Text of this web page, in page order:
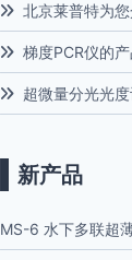
北京莱普特为
梯度PCR仪的
超微量分光光
新产品
MS-6 水下多联超